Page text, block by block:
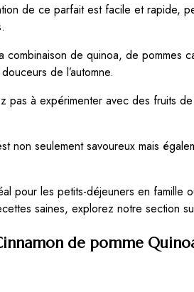
de ce parfait est facile et rapide,
combinaison de quinoa, de pommes
de l’automne.
pas à expérimenter avec des fruits
non seulement savoureux mais
pour les petits-déjeuners en famille
saines, explorez notre section
de pomme